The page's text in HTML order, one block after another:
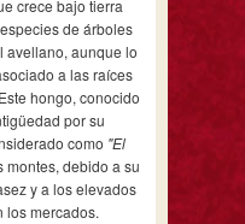
crece bajo tierra
de árboles
avellano, aunque lo
a las raíces
Este hongo, conocido
por su
como "El
debido a su
y a los elevados
los mercados.